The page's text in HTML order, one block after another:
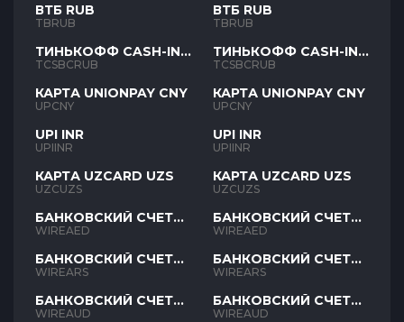
ВТБ RUB
TBRUB
ТИНЬКОФФ CASH-IN
RUB
TCSBCRUB
КАРТА UNIONPAY CNY
UPCNY
UPI INR
UPIINR
КАРТА UZCARD UZS
UZCUZS
БАНКОВСКИЙ СЧЕТ
AED
WIREAED
БАНКОВСКИЙ СЧЕТ
ARS
WIREARS
БАНКОВСКИЙ СЧЕТ
AUD
WIREAUD
ВТБ RUB
TBRUB
ТИНЬКОФФ CASH-IN
RUB
TCSBCRUB
КАРТА UNIONPAY CNY
UPCNY
UPI INR
UPIINR
КАРТА UZCARD UZS
UZCUZS
БАНКОВСКИЙ СЧЕТ
AED
WIREAED
БАНКОВСКИЙ СЧЕТ
ARS
WIREARS
БАНКОВСКИЙ СЧЕТ
AUD
WIREAUD